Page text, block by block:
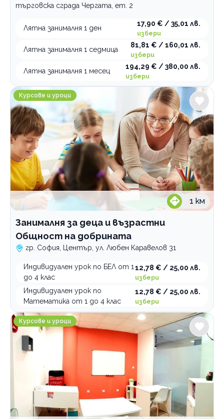
търговска сграда Чергата, ет. 2
Лятна занималня 1 ден
17,90 € / 35,01 лв.
избери
Лятна занималня 1 седмица
81,81 € / 160,01 лв.
избери
Лятна занималня 1 месец
194,29 € / 380,00 лв.
избери
Занималня за деца и възрастни Общност на
Курсове и уроци
1 км
Занималня за деца и възрастни
Общност на добрината
гр. София, Център, ул. Любен Каравелов 31
Индивидуален урок по БЕЛ от 1
до 4 клас
12,78 € / 25,00 лв.
избери
Индивидуален урок по
Математика от 1 до 4 клас
12,78 € / 25,00 лв.
избери
NexXo Academy Индивидуално обучение по
Курсове и уроци